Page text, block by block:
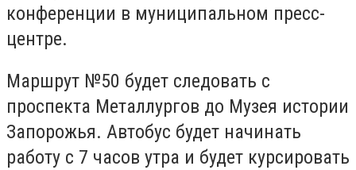
конференции в муниципальном пресс-
центре.
Маршрут №50 будет следовать с
проспекта Металлургов до Музея истории
Запорожья. Автобус будет начинать
работу с 7 часов утра и будет курсировать